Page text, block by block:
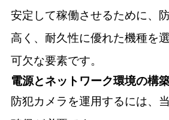
安定して稼働させるために、
高く、耐久性に優れた機種を
可欠な要素です。
電源とネットワーク環境の構
防犯カメラを運用するには、